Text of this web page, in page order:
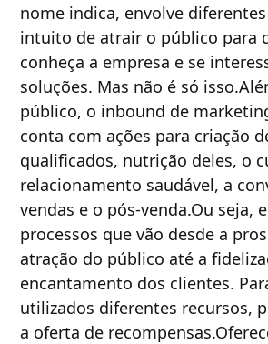
nome indica, envolve
intuito de atrair o público para
conheça a empresa e se
soluções. Mas não é só
público, o inbound de
conta com ações para criação
qualificados, nutrição deles, o
relacionamento saudável, a
vendas e o pós-venda.Ou seja,
processos que vão desde a
atração do público até a
encantamento dos clientes.
utilizados diferentes recursos,
a oferta de